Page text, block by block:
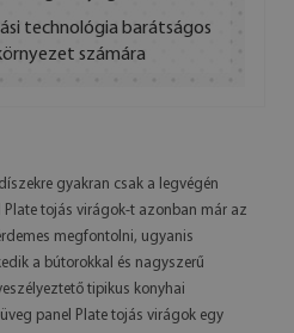
technológia barátságos
számára
gyakran csak a legvégén
tojás virágok-t azonban már az
megfontolni, ugyanis
a bútorokkal és nagyszerű
tipikus konyhai
panel Plate tojás virágok egy